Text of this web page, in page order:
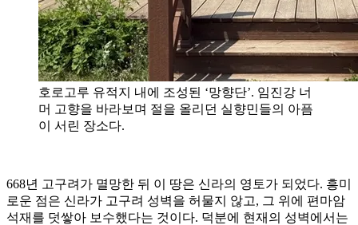
호로고루 유적지 내에 조성된 ‘망향단’. 임진강 너
머 고향을 바라보며 절을 올리던 실향민들의 아픔
이 서린 장소다.
668년 고구려가 멸망한 뒤 이 땅은 신라의 영토가 되었다. 흥미
로운 점은 신라가 고구려 성벽을 허물지 않고, 그 위에 편마암
석재를 덧쌓아 보수했다는 것이다. 덕분에 현재의 성벽에서는